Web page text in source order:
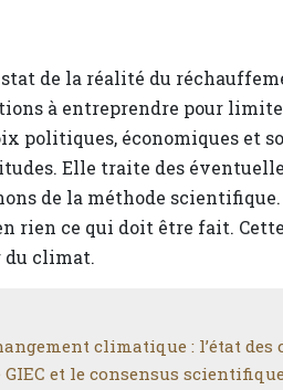
de la réalité du
à entreprendre pour
politiques, économiques et
Elle traite des
de la méthode
rien ce qui doit être fait.
du climat.
climatique : l’état
GIEC et le consensus scientifique